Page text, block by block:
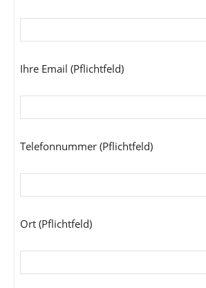
Ihre Email (Pflichtfeld)
Telefonnummer (Pflichtfeld)
Ort (Pflichtfeld)